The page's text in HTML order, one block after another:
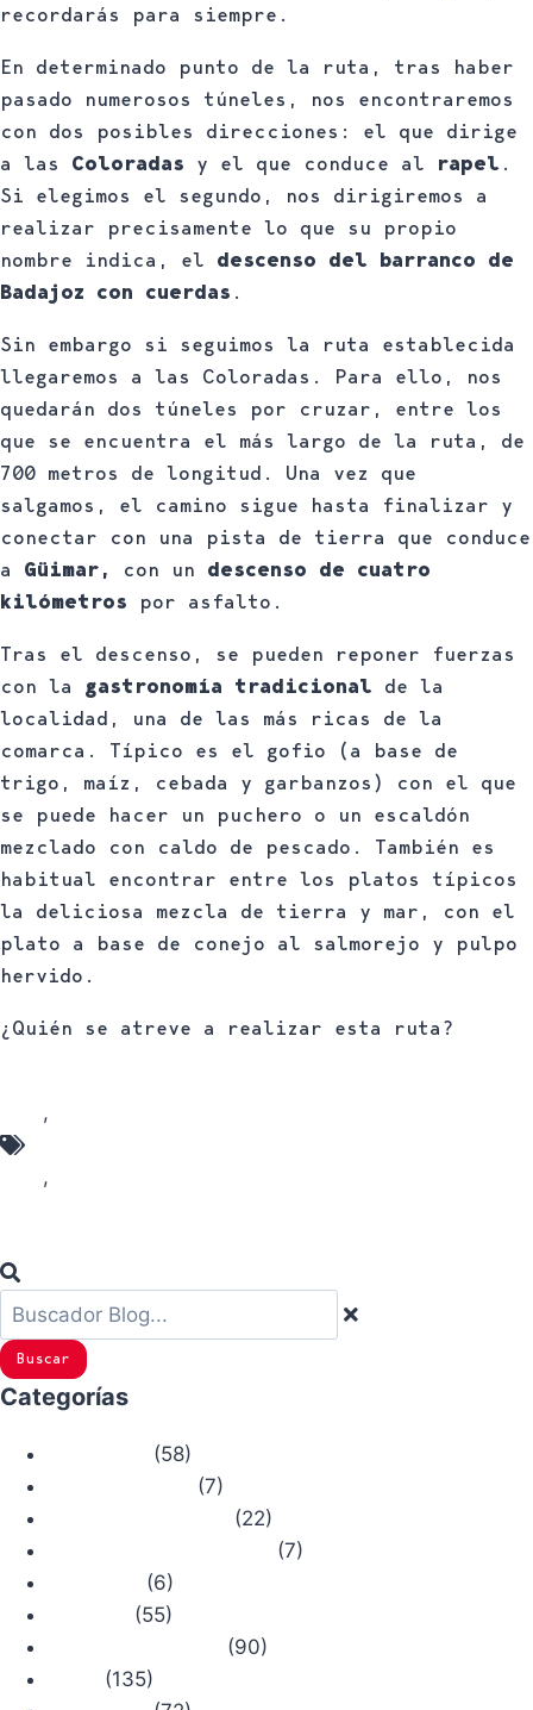
recordarás para siempre.
En determinado punto de la ruta, tras haber
pasado numerosos túneles, nos encontraremos
con dos posibles direcciones: el que dirige
a las Coloradas y el que conduce al rapel .
Si elegimos el segundo, nos dirigiremos a
realizar precisamente lo que su propio
nombre indica, el descenso del barranco de
Badajoz con cuerdas .
Sin embargo si seguimos la ruta establecida
llegaremos a las Coloradas. Para ello, nos
quedarán dos túneles por cruzar, entre los
que se encuentra el más largo de la ruta, de
700 metros de longitud. Una vez que
salgamos, el camino sigue hasta finalizar y
conectar con una pista de tierra que conduce
a Güimar, con un descenso de cuatro
kilómetros por asfalto.
Tras el descenso, se pueden reponer fuerzas
con la gastronomía tradicional de la
localidad, una de las más ricas de la
comarca. Típico es el gofio (a base de
trigo, maíz, cebada y garbanzos) con el que
se puede hacer un puchero o un escaldón
mezclado con caldo de pescado. También es
habitual encontrar entre los platos típicos
la deliciosa mezcla de tierra y mar, con el
plato a base de conejo al salmorejo y pulpo
hervido.
¿Quién se atreve a realizar esta ruta?
,
,
Buscar
Categorías
(58)
(7)
(22)
(7)
(6)
(55)
(90)
(135)